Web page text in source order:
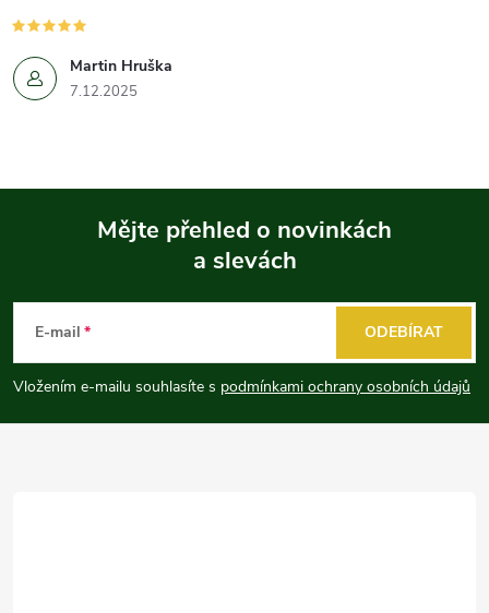
Martin Hruška
7.12.2025
p
a
Mějte přehled o novinkách
a slevách
E-mail
Vložením e-mailu souhlasíte s podmínkami ochrany osobních údajů
ODEBÍRAT